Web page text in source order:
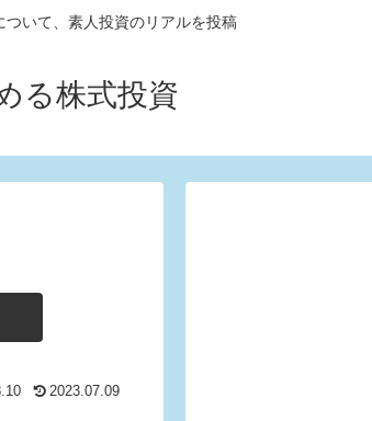
いて、素人投資のリアルを投稿
る株式投資
2023.07.09